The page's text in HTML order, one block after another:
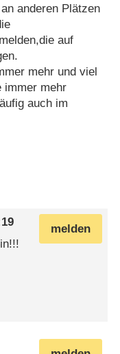
anderen Plätzen
auf
mehr und viel
immer mehr
auch im
melden